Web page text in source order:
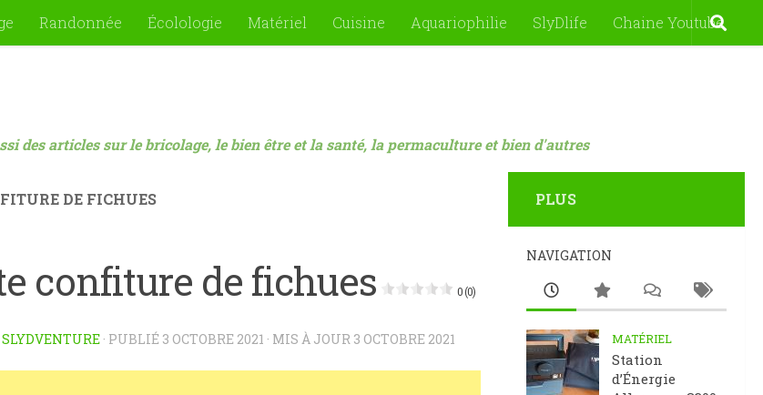
Randonnée Écolologie Matériel Cuisine Aquariophilie SlyDlife Chaine Youtube
des articles sur le bricolage, le bien être et la santé, la permaculture et bien d'autres
DE FICHUES
confiture de fichues 0 (0)
· PUBLIÉ 3 OCTOBRE 2021 · MIS À JOUR 3 OCTOBRE 2021
PLUS
NAVIGATION
MATÉRIEL
Station
d’Énergie